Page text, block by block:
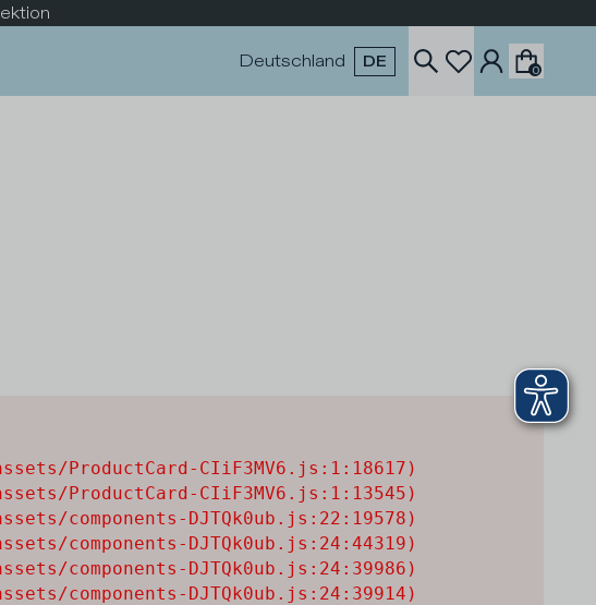
Deutschland DE 0
ProductCard-CIiF3MV6.js:1:18617)
ProductCard-CIiF3MV6.js:1:13545)
components-DJTQk0ub.js:22:19578)
components-DJTQk0ub.js:24:44319)
components-DJTQk0ub.js:24:39986)
components-DJTQk0ub.js:24:39914)